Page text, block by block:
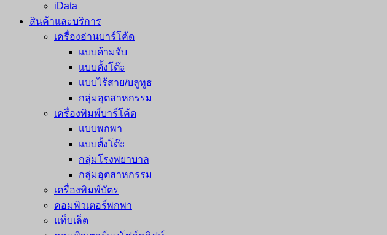
iData
สินค้าและบริการ
เครื่องอ่านบาร์โค้ด
แบบด้ามจับ
แบบตั้งโต๊ะ
แบบไร้สาย/บลูทูธ
กลุ่มอุตสาหกรรม
เครื่องพิมพ์บาร์โค้ด
แบบพกพา
แบบตั้งโต๊ะ
กลุ่มโรงพยาบาล
กลุ่มอุตสาหกรรม
เครื่องพิมพ์บัตร
คอมพิวเตอร์พกพา
แท็บเล็ต